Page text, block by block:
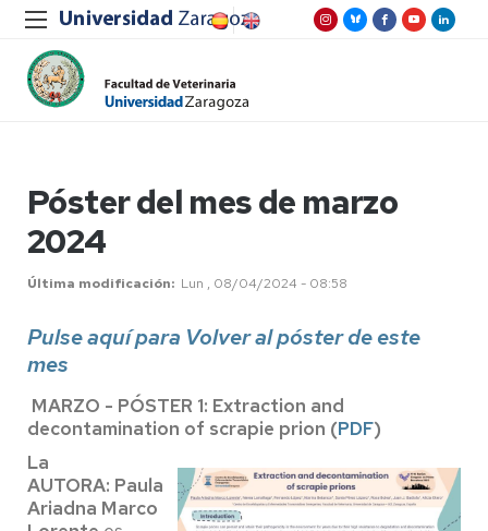
Póster del mes de marzo
2024
Última modificación Lun , 08/04/2024 - 08:58
Pulse aquí para Volver al póster de este
mes
MARZO - PÓSTER 1: Extraction and
decontamination of scrapie prion (PDF)
La
AUTORA: Paula
Ariadna Marco